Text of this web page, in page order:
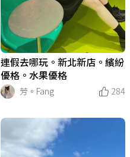
連假去哪玩。新北新店。繽紛
優格。水果優格
芳。Fang
284